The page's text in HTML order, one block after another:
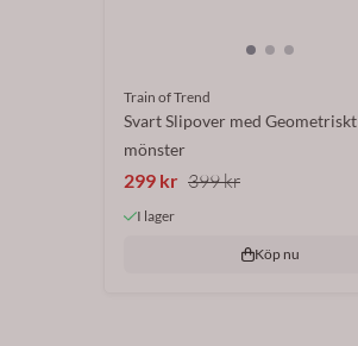
Train of Trend
Svart Slipover med Geometriskt
mönster
299 kr 399 kr
I lager
Köp nu